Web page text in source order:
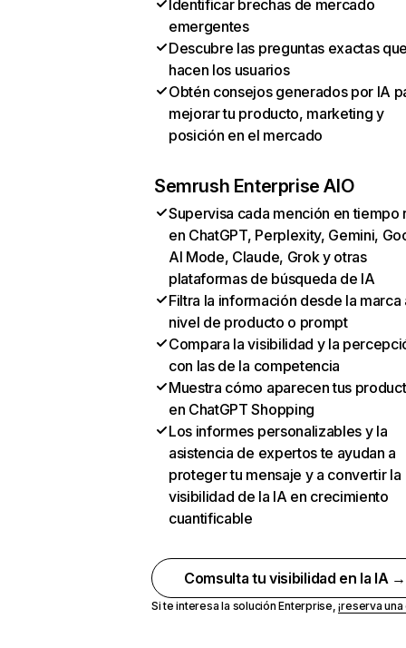
Identificar brechas de mercado
emergentes
Descubre las preguntas exactas
hacen los usuarios
Obtén consejos generados por IA
mejorar tu producto, marketing y
posición en el mercado
Semrush Enterprise AIO
Supervisa cada mención en tiempo
en ChatGPT, Perplexity, Gemini,
AI Mode, Claude, Grok y otras
plataformas de búsqueda de IA
Filtra la información desde la marca
nivel de producto o prompt
Compara la visibilidad y la
con las de la competencia
Muestra cómo aparecen tus
en ChatGPT Shopping
Los informes personalizables y la
asistencia de expertos te ayudan a
proteger tu mensaje y a convertir la
visibilidad de la IA en crecimiento
cuantificable
Comsulta tu visibilidad en la IA →
Si te interesa la solución Enterprise,¡reserva